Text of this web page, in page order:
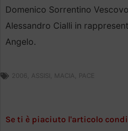
Domenico Sorrentino
Alessandro Cialli in
Angelo.
2006 ASSISI MACIA PACE
Se ti è piaciuto l'articolo